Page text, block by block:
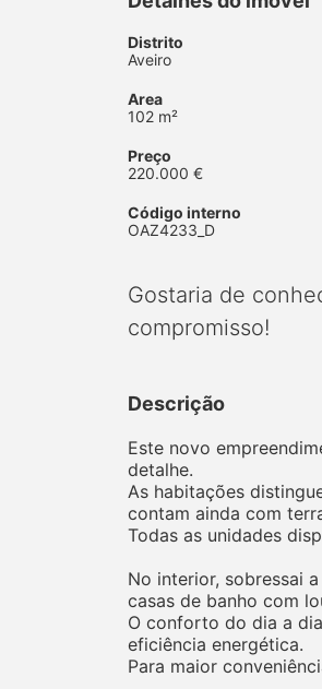
Distrito
Aveiro
Area
102 m²
Preço
220.000 €
Código interno
OAZ4233_D
Gostaria de
compromisso!
Descrição
Este novo
detalhe.
As habitações
contam ainda com
Todas as unidades
No interior, sobressai
casas de banho com
O conforto do dia a
eficiência energética.
Para maior